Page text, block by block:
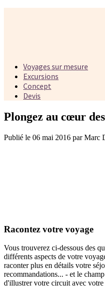
Voyages sur mesure
Excursions
Concept
Devis
Plongez au cœur
Publié le 06 mai 2016 par Marc
Racontez votre voyage
Vous trouverez ci-dessous des
différents aspects de votre
raconter plus en détails votre
recommandations... - et le
d'illustrer votre circuit avec